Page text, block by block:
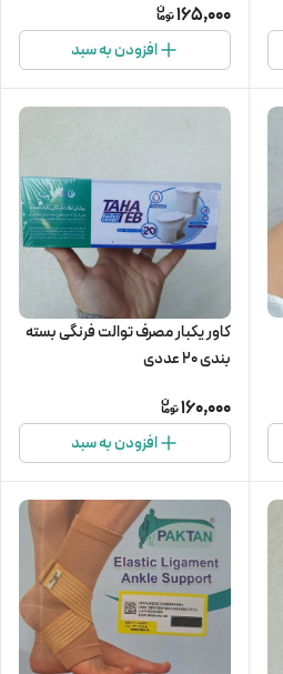
165,000
افزودن به سبد
کاور یکبار مصرف توالت فرنگی بسته
بندی 20 عددی
160,000
افزودن به سبد